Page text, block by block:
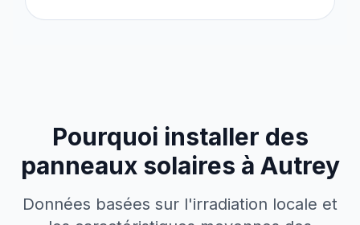
Pourquoi installer des
panneaux solaires à Autrey
Données basées sur l'irradiation locale et